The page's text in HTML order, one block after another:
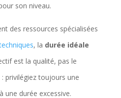
son niveau.
des ressources spécialisées
, la durée idéale
est la qualité, pas le
privilégiez toujours une
une durée excessive.